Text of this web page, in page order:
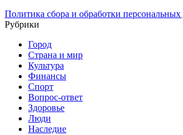
Политика сбора и обработки
Рубрики
Город
Страна и мир
Культура
Финансы
Спорт
Вопрос-ответ
Здоровье
Люди
Наследие